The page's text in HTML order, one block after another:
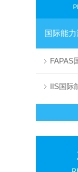
国际能
FAPAS
IIS国际